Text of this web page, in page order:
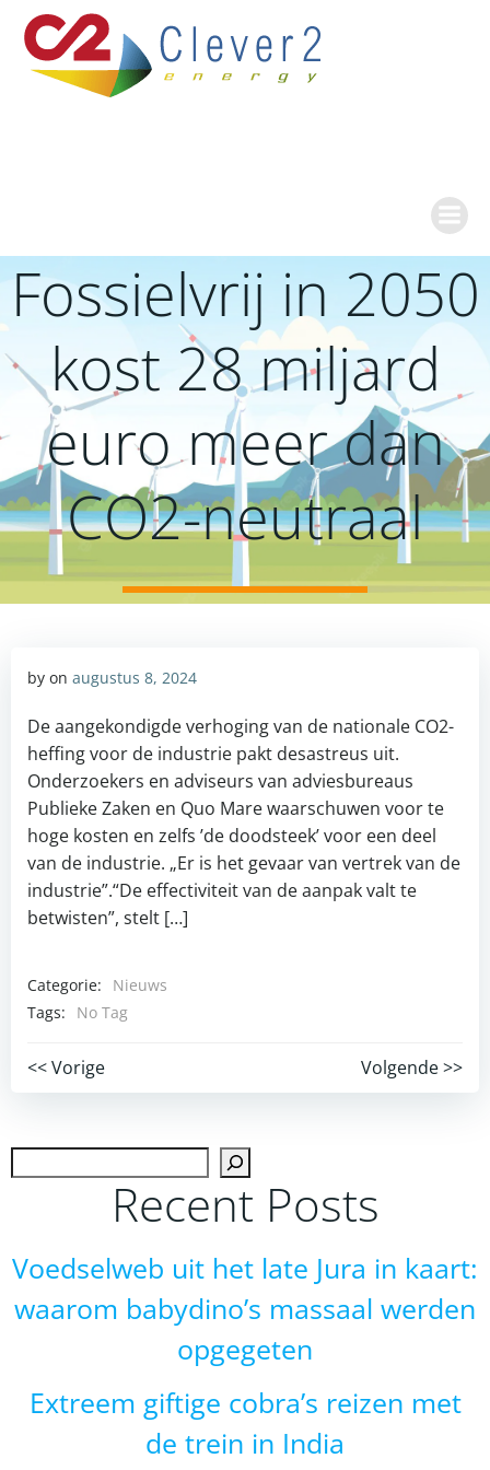
naar
de
inhoud
Fossielvrij in 2050
kost 28 miljard
euro meer dan
CO2-neutraal
by on augustus 8, 2024
De aangekondigde verhoging van de nationale CO2-
heffing voor de industrie pakt desastreus uit.
Onderzoekers en adviseurs van adviesbureaus
Publieke Zaken en Quo Mare waarschuwen voor te
hoge kosten en zelfs ’de doodsteek’ voor een deel
van de industrie. „Er is het gevaar van vertrek van de
industrie”.“De effectiviteit van de aanpak valt te
betwisten”, stelt […]
Categorie:
Nieuws
Tags:
No Tag
Post
navigation
<< Vorige
Post
navigation
Volgende >>
Recent Posts
Voedselweb uit het late Jura in kaart:
waarom babydino’s massaal werden
opgegeten
Extreem giftige cobra’s reizen met
de trein in India